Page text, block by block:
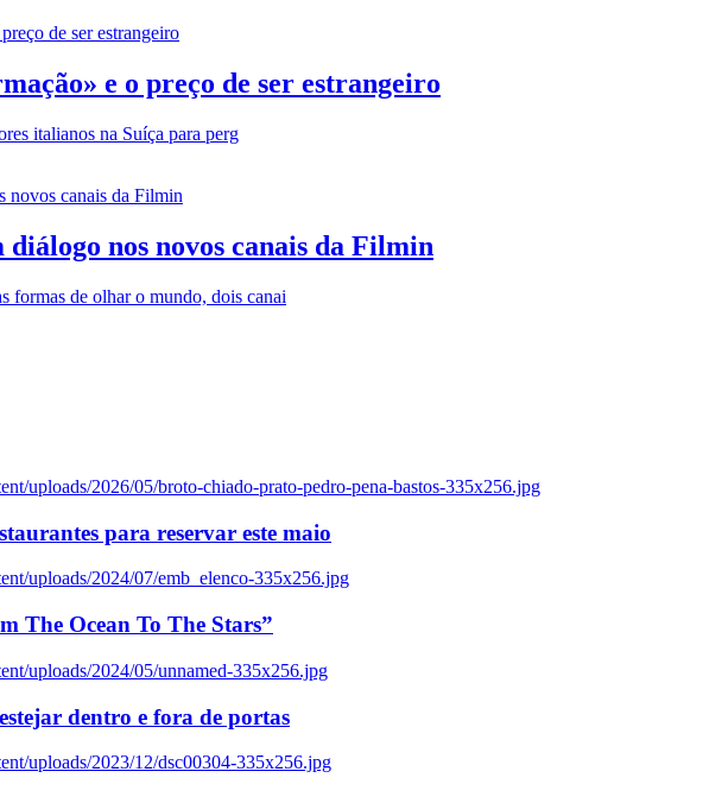
e o preço de ser estrangeiro
italianos na Suíça para perg
nos novos canais da Filmin
formas de olhar o mundo, dois canai
uploads/2026/05/broto-chiado-prato-pedro-pena-bastos-335x256.jpg
para reservar este maio
uploads/2024/07/emb_elenco-335x256.jpg
The Ocean To The Stars”
uploads/2024/05/unnamed-335x256.jpg
dentro e fora de portas
uploads/2023/12/dsc00304-335x256.jpg